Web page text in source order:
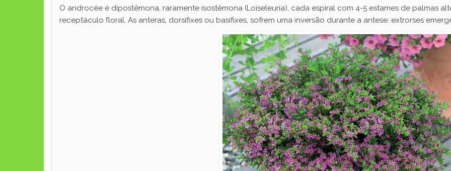
O androcée é dipostêmona, raramente isostêmona (Loiseleuria), cada espiral com 4-5 estames de palmas
receptáculo floral. As anteras, dorsifixes ou basifixes, sofrem uma inversão durante a antese: extrorses